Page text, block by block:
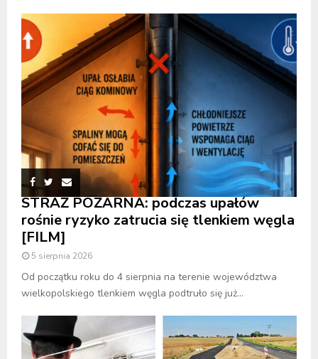
STRAŻ POŻARNA: podczas upałów
rośnie ryzyko zatrucia się tlenkiem węgla
[FILM]
5 sierpnia 2026
Od początku roku do 4 sierpnia na terenie województwa
wielkopolskiego tlenkiem węgla podtruło się już...